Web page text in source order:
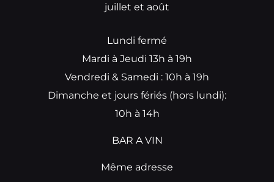
juillet et août
Lundi fermé
Mardi à Jeudi 13h à 19h
Vendredi & Samedi : 10h à 19h
Dimanche et jours fériés (hors lundi):
10h à 14h
BAR A VIN
Même adresse